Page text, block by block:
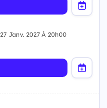
27 Janv. 2027 À 20h00